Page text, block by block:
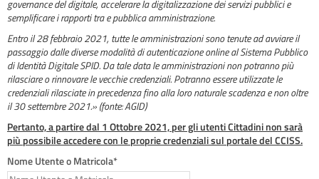
governance del digitale, accelerare la digitalizzazione dei servizi pubblici e
semplificare i rapporti tra e pubblica amministrazione.
Entro il 28 febbraio 2021, tutte le amministrazioni sono tenute ad avviare il
passaggio dalle diverse modalità di autenticazione online al Sistema Pubblico
di Identità Digitale SPID. Da tale data le amministrazioni non potranno più
rilasciare o rinnovare le vecchie credenziali. Potranno essere utilizzate le
credenziali rilasciate in precedenza fino alla loro naturale scadenza e non oltre
il 30 settembre 2021.» (fonte: AGID)
Pertanto, a partire dal 1 Ottobre 2021, per gli utenti Cittadini non sarà
più possibile accedere con le proprie credenziali sul portale del CCISS.
Nome Utente o Matricola*